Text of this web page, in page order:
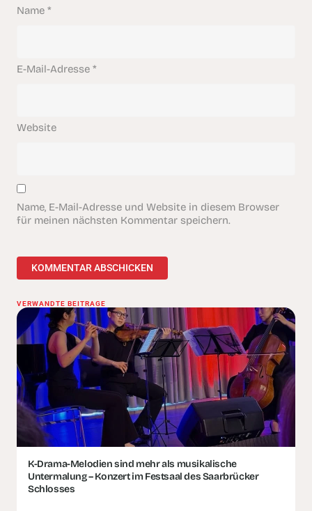
Name *
E-Mail-Adresse *
Website
Name, E-Mail-Adresse und Website in diesem Browser
für meinen nächsten Kommentar speichern.
VERWANDTE BEITRÄGE
K-Drama-Melodien sind mehr als musikalische
Untermalung – Konzert im Festsaal des Saarbrücker
Schlosses